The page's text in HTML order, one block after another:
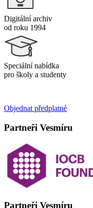
Digitální archiv
od roku 1994
Speciální nabídka
pro školy a studenty
Objednat předplatné
Partneři Vesmíru
Partneři Vesmíru